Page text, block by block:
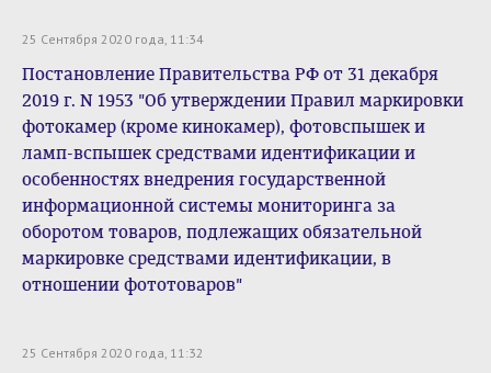
25 Сентября 2020 года, 11:34
Постановление Правительства РФ от 31 декабря
2019 г. N 1953 "Об утверждении Правил маркировки
фотокамер (кроме кинокамер), фотовспышек и
ламп-вспышек средствами идентификации и
особенностях внедрения государственной
информационной системы мониторинга за
оборотом товаров, подлежащих обязательной
маркировке средствами идентификации, в
отношении фототоваров"
25 Сентября 2020 года, 11:32